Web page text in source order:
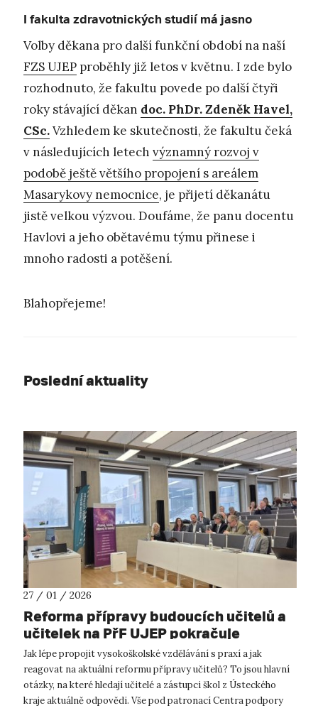
I fakulta zdravotnických studií má jasno
Volby děkana pro další funkční období na naší
FZS UJEP proběhly již letos v květnu. I zde bylo
rozhodnuto, že fakultu povede po další čtyři
roky stávající děkan doc. PhDr. Zdeněk Havel,
CSc.Vzhledem ke skutečnosti, že fakultu čeká
v následujících letech významný rozvoj v
podobě ještě většího propojení s areálem
Masarykovy nemocnice, je přijetí děkanátu
jistě velkou výzvou. Doufáme, že panu docentu
Havlovi a jeho obětavému týmu přinese i
mnoho radosti a potěšení.
Blahopřejeme!
Poslední aktuality
27 / 01 / 2026
Reforma přípravy budoucích učitelů a
učitelek na PřF UJEP pokračuje
Jak lépe propojit vysokoškolské vzdělávání s praxí a jak
reagovat na aktuální reformu přípravy učitelů? To jsou hlavní
otázky, na které hledají učitelé a zástupci škol z Ústeckého
kraje aktuálně odpovědi. Vše pod patronací Centra podpory